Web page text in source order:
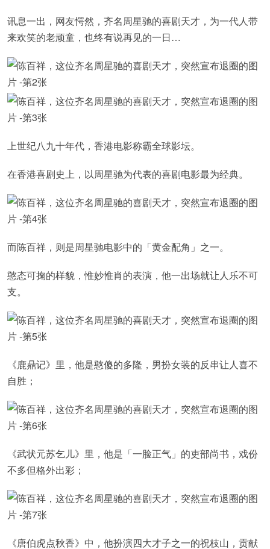
讯息一出，网友愕然，齐名周星驰的喜剧天才，为一代人带
来欢笑的老顽童，也终有说再见的一日…
上世纪八九十年代，香港电影称霸全球影坛。
在香港喜剧史上，以周星驰为代表的喜剧电影最为经典。
而陈百祥，则是周星驰电影中的「黄金配角」之一。
憨态可掬的样貌，惟妙惟肖的表演，他一出场就让人乐不可
支。
《鹿鼎记》里，他是憨傻的多隆，男扮女装的反串让人喜不
自胜；
《武状元苏乞儿》里，他是「一脸正气」的吏部尚书，戏份
不多但格外出彩；
《唐伯虎点秋香》中，他扮演四大才子之一的祝枝山，贡献